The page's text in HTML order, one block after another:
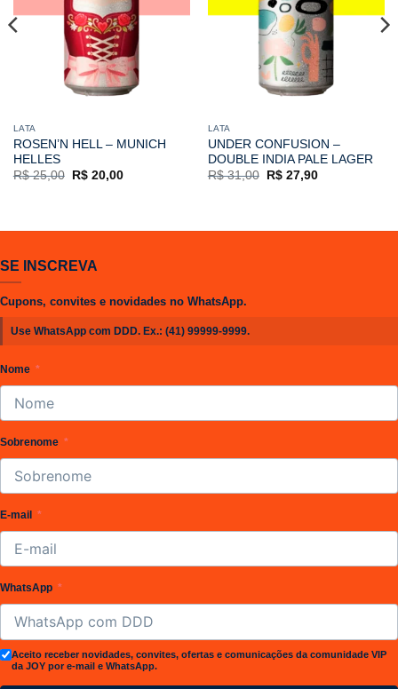
LATA
ROSEN’N HELL – MUNICH
HELLES
R$25,00
O
R$20,00O
LATA
UNDER CONFUSION –
DOUBLE INDIA PALE LAGER
R$31,00
O
R$27,90O
SE INSCREVA
Cupons, convites e novidades no WhatsApp.
Use WhatsApp com DDD. Ex.: (41) 99999-9999.
Nome
Sobrenome
E-mail
WhatsApp
Aceito receber novidades, convites, ofertas e comunicações da comunidade VIP
da JOY por e-mail e WhatsApp.